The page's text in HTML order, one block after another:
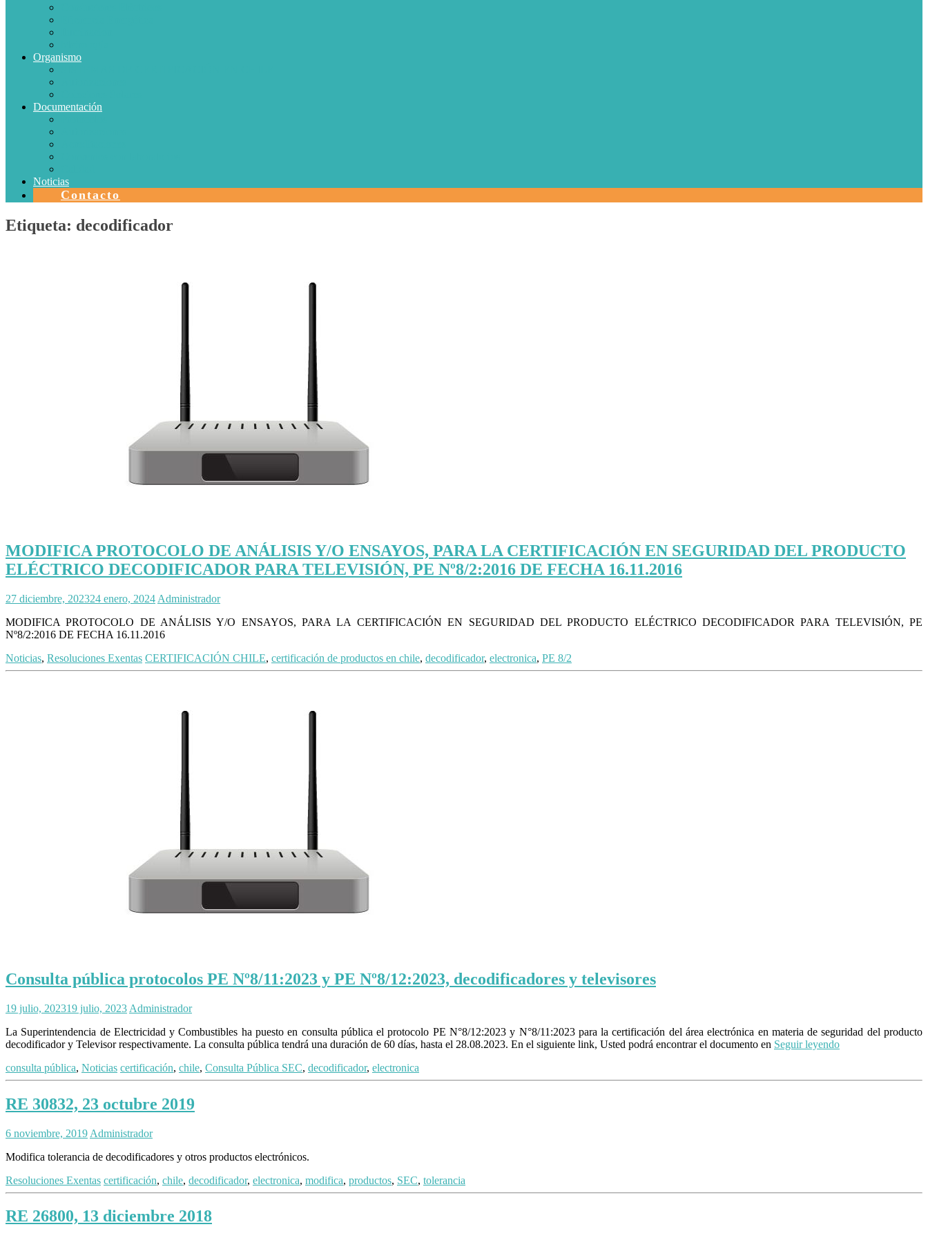
Organismo
Documentación
Noticias
Contacto
Etiqueta: decodificador
MODIFICA PROTOCOLO DE ANÁLISIS Y/O ENSAYOS, PARA LA CERTIFICACIÓN EN SEGURIDAD DEL PRODUCTO
ELÉCTRICO DECODIFICADOR PARA TELEVISIÓN, PE Nº8/2:2016 DE FECHA 16.11.2016
27 diciembre, 202324 enero, 2024 Administrador
MODIFICA PROTOCOLO DE ANÁLISIS Y/O ENSAYOS, PARA LA CERTIFICACIÓN EN SEGURIDAD DEL PRODUCTO ELÉCTRICO DECODIFICADOR PARA TELEVISIÓN, PE
Nº8/2:2016 DE FECHA 16.11.2016
Noticias, Resoluciones Exentas CERTIFICACIÓN CHILE, certificación de productos en chile, decodificador, electronica, PE 8/2
Consulta pública protocolos PE Nº8/11:2023 y PE Nº8/12:2023, decodificadores y televisores
19 julio, 202319 julio, 2023 Administrador
La Superintendencia de Electricidad y Combustibles ha puesto en consulta pública el protocolo PE N°8/12:2023 y N°8/11:2023 para la certificación del área electrónica en materia de seguridad del producto
decodificador y Televisor respectivamente. La consulta pública tendrá una duración de 60 días, hasta el 28.08.2023. En el siguiente link, Usted podrá encontrar el documento en Seguir leyendo
consulta pública, Noticias certificación, chile, Consulta Pública SEC, decodificador, electronica
RE 30832, 23 octubre 2019
6 noviembre, 2019 Administrador
Modifica tolerancia de decodificadores y otros productos electrónicos.
Resoluciones Exentas certificación, chile, decodificador, electronica, modifica, productos, SEC, tolerancia
RE 26800, 13 diciembre 2018